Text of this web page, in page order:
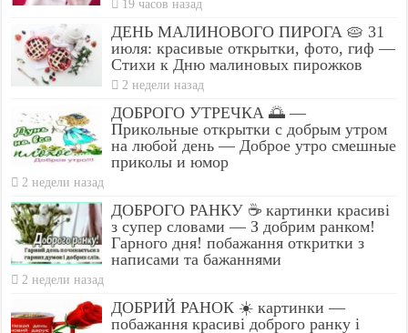
19 часов назад
ДЕНЬ МАЛИНОВОГО ПИРОГА 🥧 31
июля: красивые открытки, фото, гиф —
Стихи к Дню малиновых пирожков
2 недели назад
ДОБРОГО УТРЕЧКА 🌅 —
Прикольные открытки с добрым утром
на любой день — Доброе утро смешные
приколы и юмор
2 недели назад
ДОБРОГО РАНКУ ☕ картинки красиві
з супер словами — З добрим ранком!
Гарного дня! побажання откритки з
написами та бажаннями
2 недели назад
ДОБРИЙ РАНОК ☀️ картинки —
побажання красиві доброго ранку і